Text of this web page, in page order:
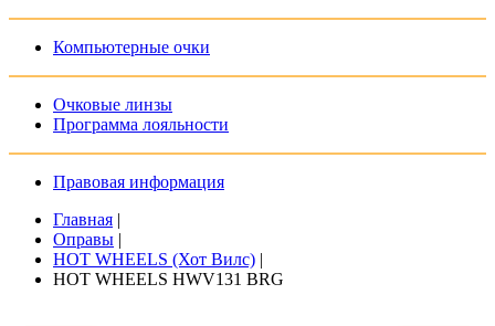
Компьютерные очки
Очковые линзы
Программа лояльности
Правовая информация
Главная |
Оправы |
HOT WHEELS (Хот Вилс) |
HOT WHEELS HWV131 BRG